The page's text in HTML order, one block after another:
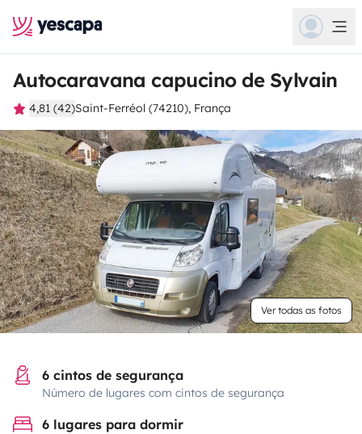
Autocaravana capucino de Sylvain
4,81 (42)Saint-Ferréol (74210), França
Ver todas as fotos
6 cintos de segurança
Número de lugares com cintos de segurança
6 lugares para dormir